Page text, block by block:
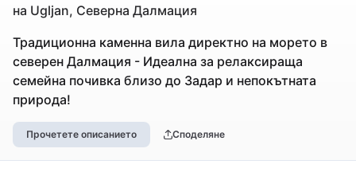
на Ugljan, Северна Далмация
Традиционна каменна вила директно на морето в
северен Далмация - Идеална за релаксираща
семейна почивка близо до Задар и непокътната
природа!
Прочетете описанието Споделяне